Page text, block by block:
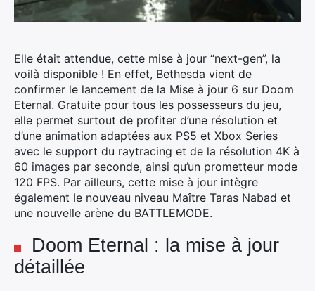
Elle était attendue, cette mise à jour “next-gen”, la
voilà disponible ! En effet, Bethesda vient de
confirmer le lancement de la Mise à jour 6 sur Doom
Eternal. Gratuite pour tous les possesseurs du jeu,
elle permet surtout de profiter d’une résolution et
d’une animation adaptées aux PS5 et Xbox Series
avec le support du raytracing et de la résolution 4K à
60 images par seconde, ainsi qu’un prometteur mode
120 FPS. Par ailleurs, cette mise à jour intègre
également le nouveau niveau Maître Taras Nabad et
une nouvelle arène du BATTLEMODE.
Doom Eternal : la mise à jour
détaillée